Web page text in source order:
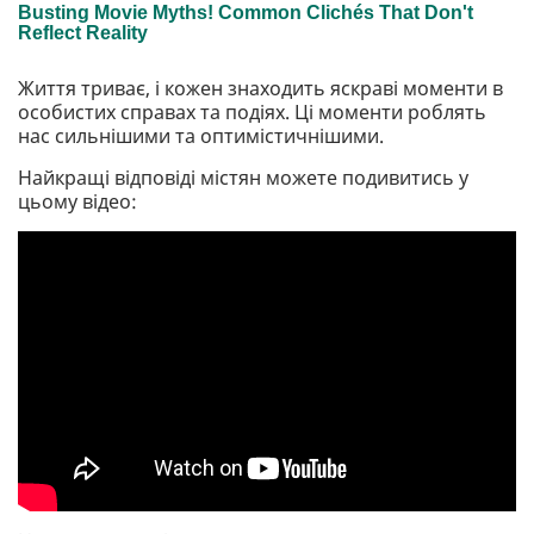
Життя триває, і кожен знаходить яскраві моменти в
особистих справах та подіях. Ці моменти роблять
нас сильнішими та оптимістичнішими.
Найкращі відповіді містян можете подивитись у
цьому відео: